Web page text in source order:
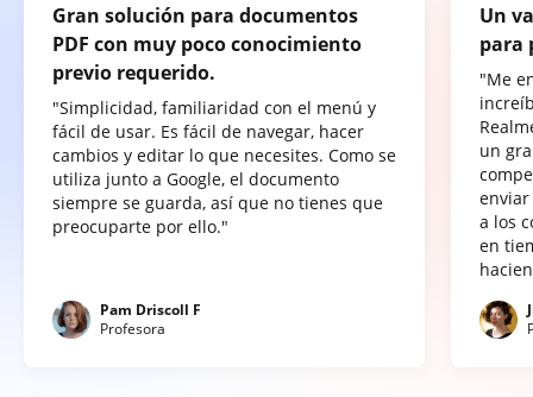
Gran solución para documentos
PDF con muy poco conocimiento
previo requerido.
"Simplicidad, familiaridad con el menú y
fácil de usar. Es fácil de navegar, hacer
cambios y editar lo que necesites. Como se
utiliza junto a Google, el documento
siempre se guarda, así que no tienes que
preocuparte por ello."
Pam Driscoll F
Profesora
Un
para
"Me
un
a los
en